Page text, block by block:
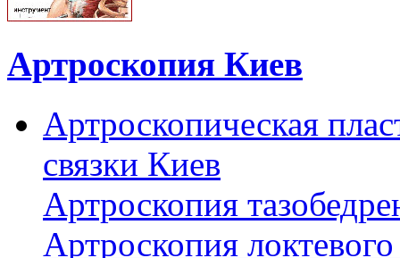
Артроскопия Киев
Артроскопическая
связки Киев
Артроскопия
Артроскопия